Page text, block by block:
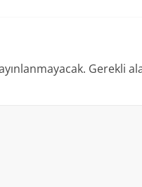
Gerekli